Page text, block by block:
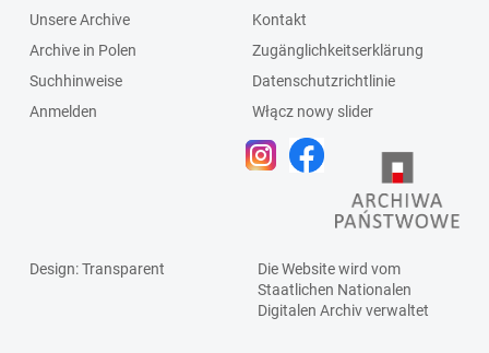
Unsere Archive
Archive in Polen
Suchhinweise
Anmelden
Kontakt
Zugänglichkeitserklärung
Datenschutzrichtlinie
Włącz nowy slider
Design: Transparent
Die Website wird vom
Staatlichen Nationalen
Digitalen Archivverwaltet